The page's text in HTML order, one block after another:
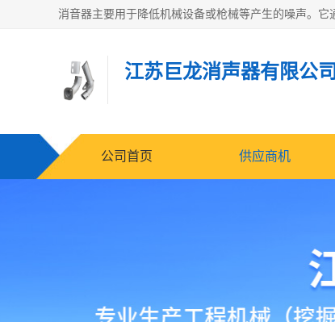
江苏巨龙消声器有限公司
公司首页 供应商机